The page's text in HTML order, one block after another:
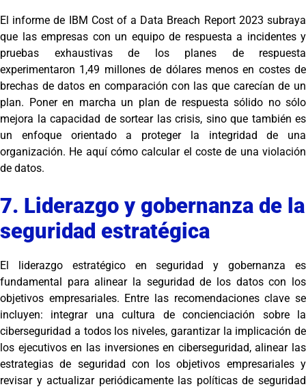
El informe de IBM Cost of a Data Breach Report 2023 subraya
que las empresas con un equipo de respuesta a incidentes y
pruebas exhaustivas de los planes de respuesta
experimentaron 1,49 millones de dólares menos en costes de
brechas de datos en comparación con las que carecían de un
plan. Poner en marcha un plan de respuesta sólido no sólo
mejora la capacidad de sortear las crisis, sino que también es
un enfoque orientado a proteger la integridad de una
organización. He aquí cómo calcular el coste de una violación
de datos.
7. Liderazgo y gobernanza de la
seguridad estratégica
El liderazgo estratégico en seguridad y gobernanza es
fundamental para alinear la seguridad de los datos con los
objetivos empresariales. Entre las recomendaciones clave se
incluyen: integrar una cultura de concienciación sobre la
ciberseguridad a todos los niveles, garantizar la implicación de
los ejecutivos en las inversiones en ciberseguridad, alinear las
estrategias de seguridad con los objetivos empresariales y
revisar y actualizar periódicamente las políticas de seguridad